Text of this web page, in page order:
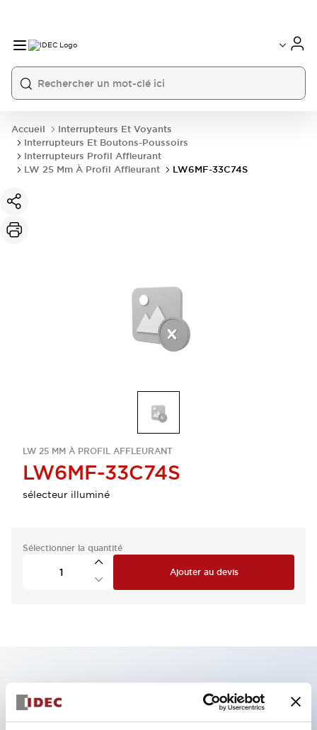
Accueil
Interrupteurs Et Voyants
Interrupteurs Et Boutons-Poussoirs
Interrupteurs Profil Affleurant
LW 25 Mm À Profil Affleurant
LW6MF-33C74S
LW 25 MM À PROFIL AFFLEURANT
LW6MF-33C74S
sélecteur illuminé
Sélectionner la quantité
Ajouter au devis
Caractéristiques clés